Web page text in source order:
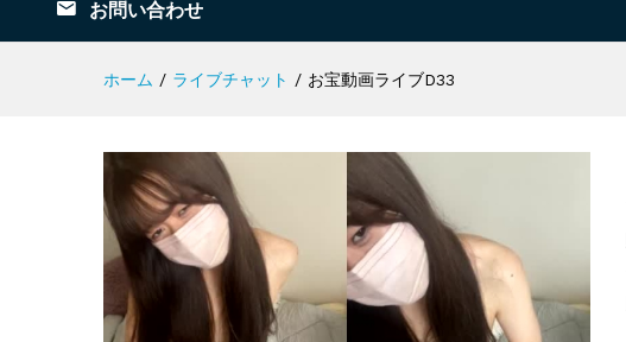
お問い合わせ
ホーム / ライブチャット / お宝動画ライブD33